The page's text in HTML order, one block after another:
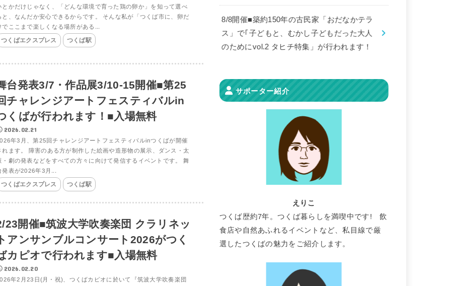
とかだけじゃなく、「どんな環境で育った鶏の卵か」を知って選べ
と、なんだか安心できるからです。 そんな私が「つくば市に、卵だ
でここまで楽しくなる場所がある...
つくばエクスプレス つくば駅
台発表3/7・作品展3/10-15開催■第25
チャレンジアートフェスティバルin
くばが行われます！■入場無料
2026.02.21
年3月、第25回チャレンジアートフェスティバルinつくばが開催
れます。 障害のある方が制作した絵画や造形物の展示、ダンス・太
・劇の発表などをすべての方々に向けて発信するイベントです。 舞
発表が2026年3月...
つくばエクスプレス つくば駅
23開催■筑波大学吹奏楽団 クラリネッ
アンサンブルコンサート2026がつく
カピオで行われます■入場無料
2026.02.20
年2月23日(月・祝)、つくばカピオに於いて『筑波大学吹奏楽団
8/8開催■築約150年の古民家「おだなかテラ
ス」で｢子どもと、むかし子どもだった大人
のためにvol.2 タヒチ特集」が行われます！
サポーター紹介
えりこ
つくば歴約7年。つくば暮らしを満喫中です! 飲
食店や自然あふれるイベントなど、私目線で厳
選したつくばの魅力をご紹介します。